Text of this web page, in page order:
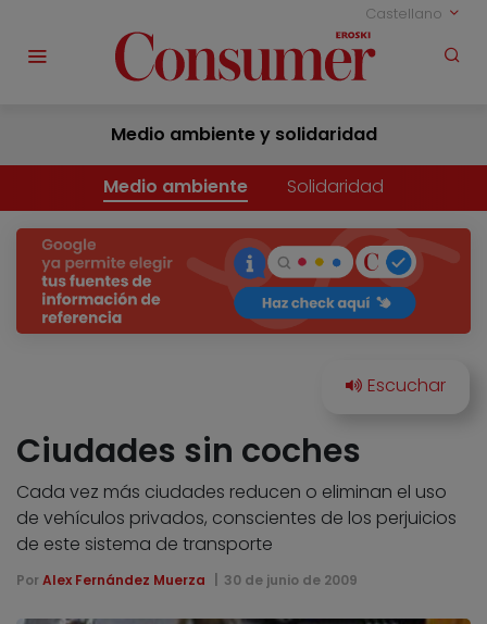
Castellano
Medio ambiente y solidaridad
Medio ambiente Solidaridad
Ciudades sin coches
Cada vez más ciudades reducen o eliminan el uso
de vehículos privados, conscientes de los perjuicios
de este sistema de transporte
Por Alex Fernández Muerza 30 de junio de 2009